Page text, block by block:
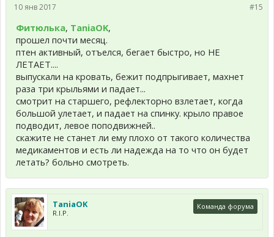
#15
10 янв 2017
Фитюлька, TaniaOK,
прошел почти месяц.
птен активный, отъелся, бегает быстро, но НЕ
ЛЕТАЕТ....
выпускали на кровать, бежит подпрыгивает, махнет
раза три крыльями и падает...
смотрит на старшего, рефлекторно взлетает, когда
большой улетает, и падает на спинку. крыло правое
подводит, левое поподвижней..
скажите не станет ли ему плохо от такого количества
медикаментов и есть ли надежда на то что он будет
летать? больно смотреть.
TaniaOK
R.I.P.
Команда форума